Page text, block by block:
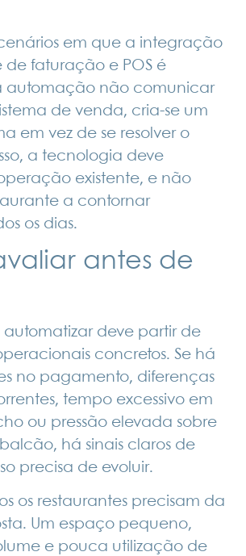
em que a integração
de faturação e POS é
automação não comunicar
de venda, cria-se um
em vez de se resolver o
a tecnologia deve
existente, e não
a contornar
os dias.
antes de
automatizar deve partir de
concretos. Se há
no pagamento, diferenças
tempo excessivo em
ou pressão elevada sobre
há sinais claros de
precisa de evoluir.
os restaurantes precisam da
Um espaço pequeno,
e pouca utilização de